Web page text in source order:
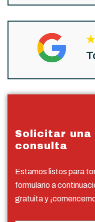
Solicitar una
consulta
Estamos listos para
formulario a
gratuita y